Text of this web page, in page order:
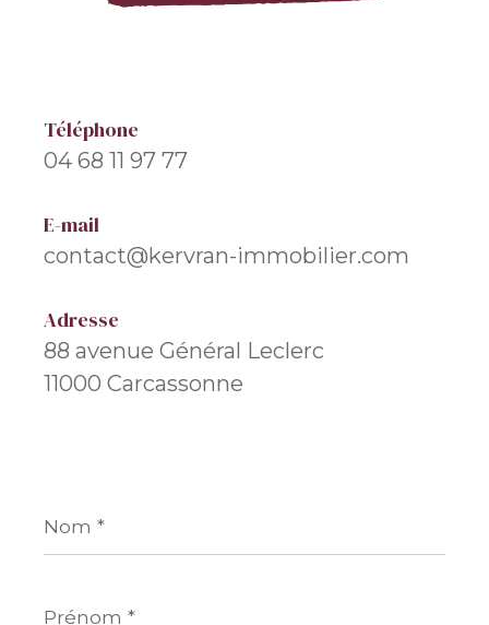
Téléphone
04 68 11 97 77
E-mail
contact@kervran-immobilier.com
Adresse
88 avenue Général Leclerc
11000 Carcassonne
*
*